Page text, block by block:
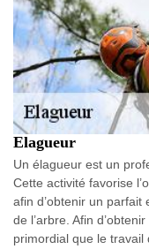
Elagueur
Un élagueur est un
Cette activité favorise
afin d’obtenir un
de l’arbre. Afin
primordial que le travail